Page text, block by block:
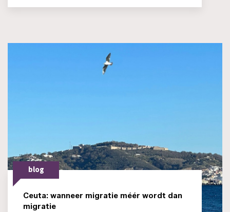
blog
Ceuta: wanneer migratie méér wordt dan
migratie